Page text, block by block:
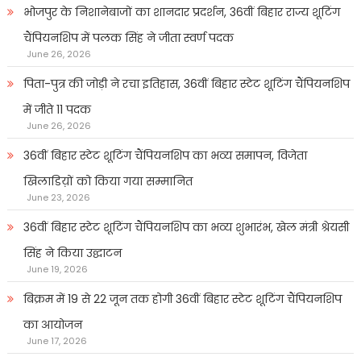
भोजपुर के निशानेबाजों का शानदार प्रदर्शन, 36वीं बिहार राज्य शूटिंग
चैंपियनशिप में पलक सिंह ने जीता स्वर्ण पदक
June 26, 2026
पिता-पुत्र की जोड़ी ने रचा इतिहास, 36वीं बिहार स्टेट शूटिंग चैंपियनशिप
में जीते 11 पदक
June 26, 2026
36वीं बिहार स्टेट शूटिंग चैंपियनशिप का भव्य समापन, विजेता
खिलाडिय़ों को किया गया सम्मानित
June 23, 2026
36वीं बिहार स्टेट शूटिंग चैंपियनशिप का भव्य शुभारंभ, खेल मंत्री श्रेयसी
सिंह ने किया उद्घाटन
June 19, 2026
बिक्रम में 19 से 22 जून तक होगी 36वीं बिहार स्टेट शूटिंग चैंपियनशिप
का आयोजन
June 17, 2026